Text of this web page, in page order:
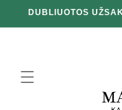
ir pereikite
prie turinio
DUBLIUOTOS